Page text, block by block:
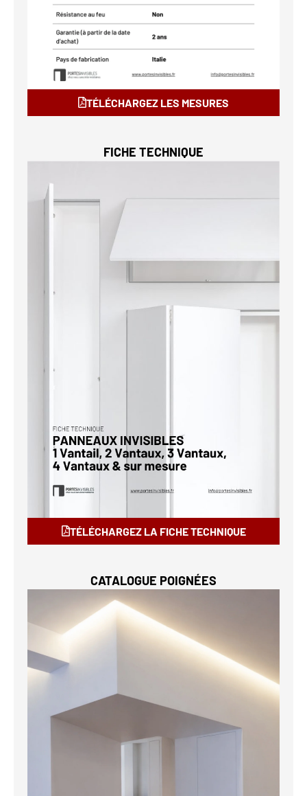
TÉLÉCHARGEZ LES MESURES
FICHE TECHNIQUE
TÉLÉCHARGEZ LA FICHE TECHNIQUE
CATALOGUE POIGNÉES